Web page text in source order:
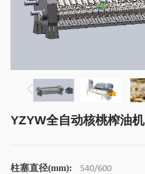
YZYW全自动核桃榨油机
柱塞直径(mm): 540/600